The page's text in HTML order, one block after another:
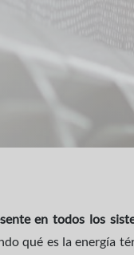
en todos los
qué es la energía